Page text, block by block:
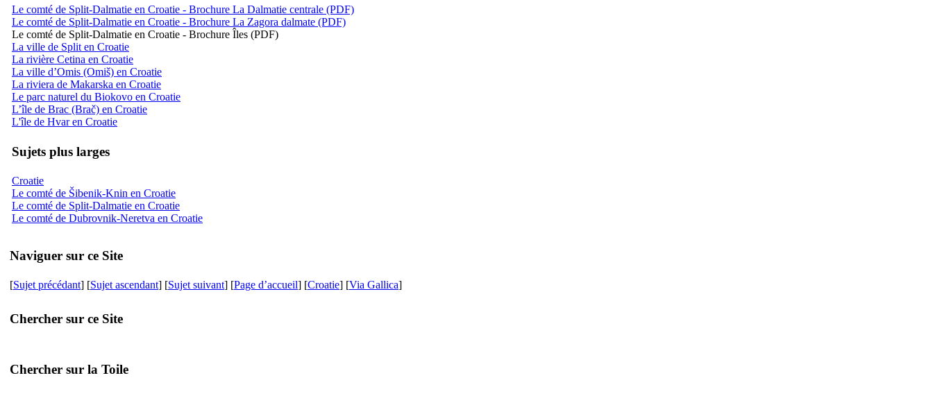
Le comté de Split-Dalmatie en Croatie - Brochure La Dalmatie centrale (PDF)
Le comté de Split-Dalmatie en Croatie - Brochure La Zagora dalmate (PDF)
Le comté de Split-Dalmatie en Croatie - Brochure Îles (PDF)
La ville de Split en Croatie
La rivière Cetina en Croatie
La ville d’Omis (Omiš) en Croatie
La riviera de Makarska en Croatie
Le parc naturel du Biokovo en Croatie
L’île de Brac (Brač) en Croatie
L'île de Hvar en Croatie
Sujets plus larges
Croatie
Le comté de Šibenik-Knin en Croatie
Le comté de Split-Dalmatie en Croatie
Le comté de Dubrovnik-Neretva en Croatie
Naviguer sur ce Site
[Sujet précédant] [Sujet ascendant] [Sujet suivant] [Page d’accueil] [Croatie] [Via Gallica]
Chercher sur ce Site
Chercher sur la Toile